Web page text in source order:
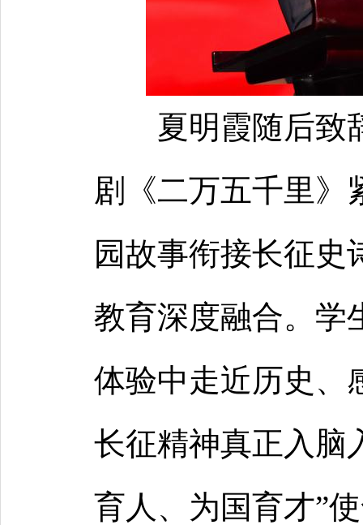
夏明霞随后致
剧《二万五千里》
园故事衔接长征史
教育深度融合。学
体验中走近历史、
长征精神真正入脑
育人、为国育才”